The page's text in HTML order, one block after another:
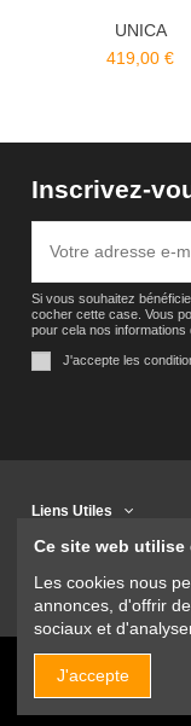
UNICA
419,00 €
Inscrivez-
Si vous souhaitez
cocher cette case. Vous
pour cela nos informations
J'accepte les
Liens Utiles
@2021 -
Ce site web utilise
Les cookies nous
annonces, d'offrir
sociaux et
J'accepte